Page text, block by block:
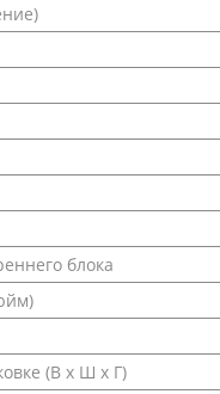
блока
(В х Ш х Г)